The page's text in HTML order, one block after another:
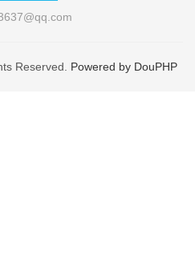
Reserved. Powered by DouPHP